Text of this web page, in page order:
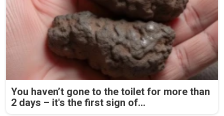
You haven’t gone to the toilet for more than
2 days – it's the first sign of...